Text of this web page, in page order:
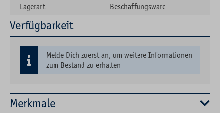
Merkmale
Lagerart
Beschaffungsware
Verfügbarkeit
Melde Dich zuerst an, um weitere Informationen
zum Bestand zu erhalten